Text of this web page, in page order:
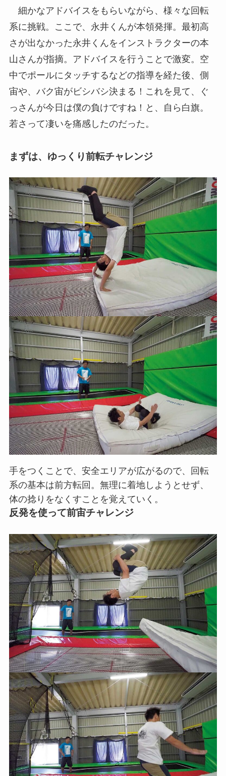
細かなアドバイスをもらいながら、様々な回転
系に挑戦。ここで、永井くんが本領発揮。最初高
さが出なかった永井くんをインストラクターの本
山さんが指摘。アドバイスを行うことで激変。空
中でポールにタッチするなどの指導を経た後、側
宙や、バク宙がビシバシ決まる！これを見て、ぐ
っさんが今日は僕の負けですね！と、自ら白旗。
若さって凄いを痛感したのだった。
まずは、ゆっくり前転チャレンジ
手をつくことで、安全エリアが広がるので、回転
系の基本は前方転回。無理に着地しようとせず、
体の捻りをなくすことを覚えていく。
反発を使って前宙チャレンジ